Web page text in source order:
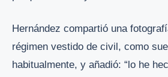
Hernández compartió una
régimen vestido de civil, como
habitualmente, y añadió: “lo he